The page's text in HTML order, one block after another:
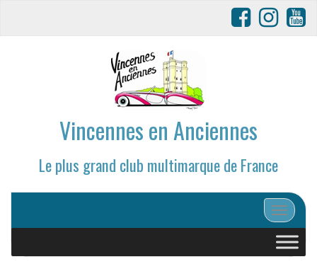
Vincennes en Anciennes
Le plus grand club multimarque de France
Afficher/